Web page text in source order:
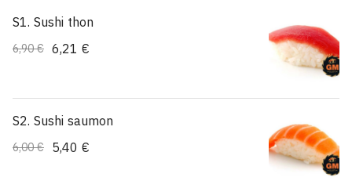
S1. Sushi thon
6,90 € 6,21 €
S2. Sushi saumon
6,00 € 5,40 €